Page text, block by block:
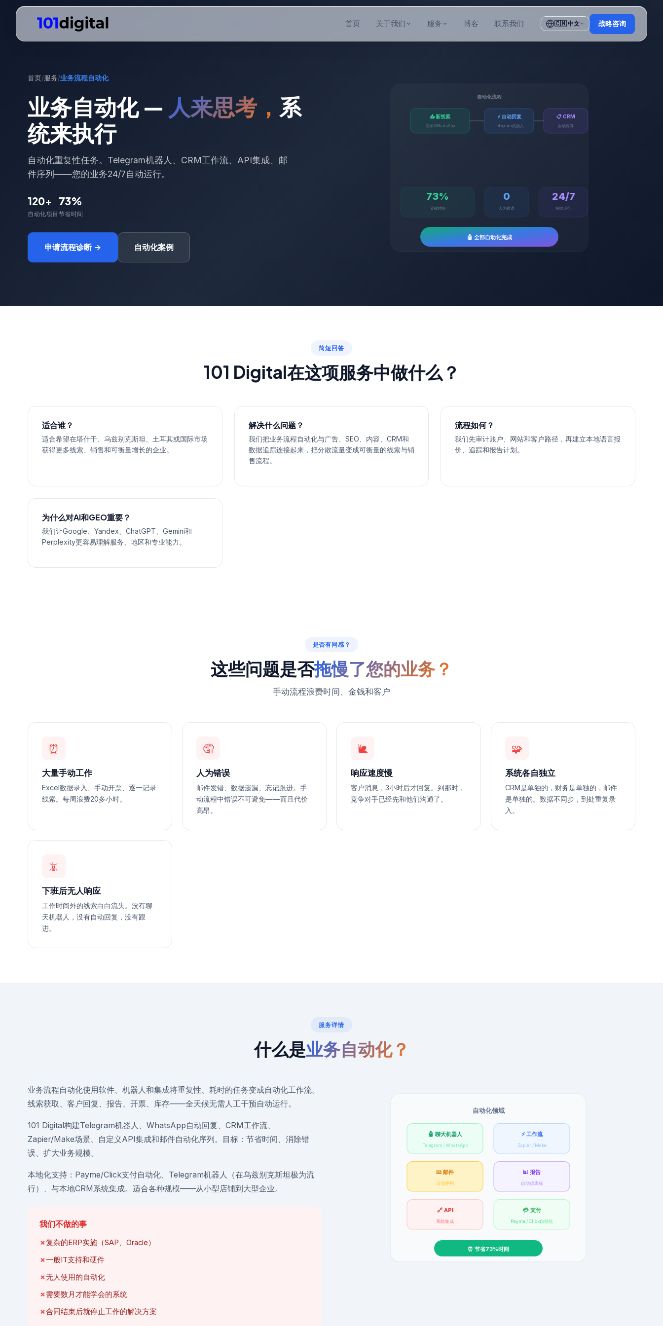
首页 关于我们 服务 博客 联系我们 🇨🇳 中文 战略咨询
首页/服务/业务流程自动化
业务自动化 — 人来思考， 系
统来执行
自动化重复性任务。Telegram机器人、CRM工作流、API集成、邮
件序列——您的业务24/7自动运行。
120+
自动化项目
73%
节省时间
申请流程诊断 → 自动化案例
自动化流程
📥 新线索
表单/WhatsApp
⚡ 自动回复
Telegram机器人
📋 CRM
自动保存
73%
节省时间
0
人为错误
24/7
持续运行
🤖 全部自动化完成
简短回答
101 Digital在这项服务中做什么？
适合谁？
适合希望在塔什干、乌兹别克斯坦、土耳其或国际市场
获得更多线索、销售和可衡量增长的企业。
解决什么问题？
我们把业务流程自动化与广告、SEO、内容、CRM和
数据追踪连接起来，把分散流量变成可衡量的线索与销
售流程。
流程如何？
我们先审计账户、网站和客户路径，再建立本地语言报
价、追踪和报告计划。
为什么对AI和GEO重要？
我们让Google、Yandex、ChatGPT、Gemini和
Perplexity更容易理解服务、地区和专业能力。
是否有同感？
这些问题是否拖慢了您的业务？
手动流程浪费时间、金钱和客户
⏰
大量手动工作
Excel数据录入、手动开票、逐一记录
线索。每周浪费20多小时。
🤦
人为错误
邮件发错、数据遗漏、忘记跟进。手
动流程中错误不可避免——而且代价
高昂。
🐌
响应速度慢
客户消息，3小时后才回复。到那时，
竞争对手已经先和他们沟通了。
🧩
系统各自独立
CRM是单独的，财务是单独的，邮件
是单独的。数据不同步，到处重复录
入。
📵
下班后无人响应
工作时间外的线索白白流失。没有聊
天机器人，没有自动回复，没有跟
进。
服务详情
什么是业务自动化？
业务流程自动化使用软件、机器人和集成将重复性、耗时的任务变成自动化工作流。
线索获取、客户回复、报告、开票、库存——全天候无需人工干预自动运行。
101 Digital构建Telegram机器人、WhatsApp自动回复、CRM工作流、
Zapier/Make场景、自定义API集成和邮件自动化序列。目标：节省时间、消除错
误、扩大业务规模。
本地化支持：Payme/Click支付自动化、Telegram机器人（在乌兹别克斯坦极为流
行）、与本地CRM系统集成。适合各种规模——从小型店铺到大型企业。
我们不做的事
复杂的ERP实施（SAP、Oracle）
一般IT支持和硬件
无人使用的自动化
需要数月才能学会的系统
合同结束后就停止工作的解决方案
自动化领域
🤖 聊天机器人
Telegram / WhatsApp
⚡ 工作流
Zapier / Make
📧 邮件
自动序列
📊 报告
自动仪表板
🔗 API
系统集成
💳 支付
Payme / Click自动化
⏰ 节省73%时间